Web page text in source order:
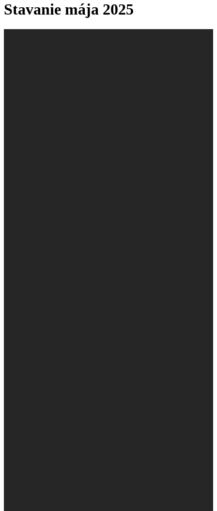
Stavanie mája 2025